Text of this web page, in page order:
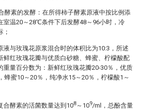
酵素的发酵：在所得柿子酵素原液中按比例添
室温20～28℃条件下后发酵48～96小时，冷
；
液与玫瑰花原浆混合时的体积比为10:3，所述
鲜红玫瑰花瓣与优质白砂糖、蜂蜜、柠檬酸配
重量百分数为：新鲜红玫瑰花瓣20-30％，优质
蜂蜜10～20％，纯净水15～20％，柠檬酸1～
合酵素的活菌数量达到108～109/ml，总酚含量